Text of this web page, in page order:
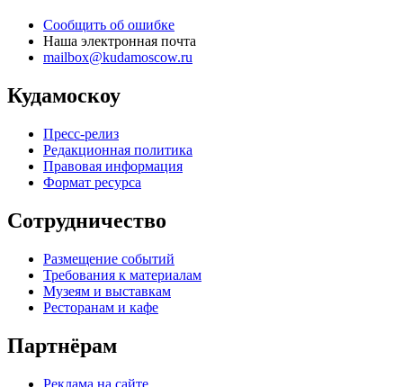
Сообщить об ошибке
Наша электронная почта
mailbox@kudamoscow.ru
Кудамоскоу
Пресс-релиз
Редакционная политика
Правовая информация
Формат ресурса
Сотрудничество
Размещение событий
Требования к материалам
Музеям и выставкам
Ресторанам и кафе
Партнёрам
Реклама на сайте